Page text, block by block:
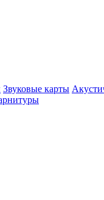
Звуковые карты